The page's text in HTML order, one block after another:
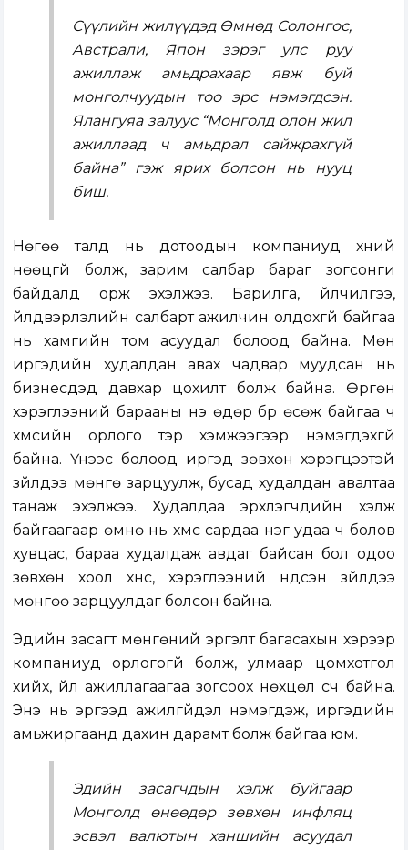
Сүүлийн жилүүдэд Өмнөд Солонгос,
Австрали, Япон зэрэг улс руу
ажиллаж амьдрахаар явж буй
монголчуудын тоо эрс нэмэгдсэн.
Ялангуяа залуус “Монголд олон жил
ажиллаад ч амьдрал сайжрахгүй
байна” гэж ярих болсон нь нууц
биш.
Нөгөө талд нь дотоодын компаниуд хүний
нөөцгүй болж, зарим салбар бараг зогсонги
байдалд орж эхэлжээ. Барилга, үйлчилгээ,
үйлдвэрлэлийн салбарт ажилчин олдохгүй байгаа
нь хамгийн том асуудал болоод байна. Мөн
иргэдийн худалдан авах чадвар муудсан нь
бизнесүүдэд давхар цохилт болж байна. Өргөн
хэрэглээний барааны үнэ өдөр бүр өсөж байгаа ч
хүмүүсийн орлого тэр хэмжээгээр нэмэгдэхгүй
байна. Үүнээс болоод иргэд зөвхөн хэрэгцээтэй
зүйлдээ мөнгө зарцуулж, бусад худалдан авалтаа
танаж эхэлжээ. Худалдаа эрхлэгчдийн хэлж
байгаагаар өмнө нь хүмүүс сардаа нэг удаа ч болов
хувцас, бараа худалдаж авдаг байсан бол одоо
зөвхөн хоол хүнс, хэрэглээний үндсэн зүйлдээ
мөнгөө зарцуулдаг болсон байна.
Эдийн засагт мөнгөний эргэлт багасахын хэрээр
компаниуд орлогогүй болж, улмаар цомхотгол
хийх, үйл ажиллагаагаа зогсоох нөхцөл үүсч байна.
Энэ нь эргээд ажилгүйдэл нэмэгдэж, иргэдийн
амьжиргаанд дахин дарамт болж байгаа юм.
Эдийн засагчдын хэлж буйгаар
Монголд өнөөдөр зөвхөн инфляц
эсвэл валютын ханшийн асуудал